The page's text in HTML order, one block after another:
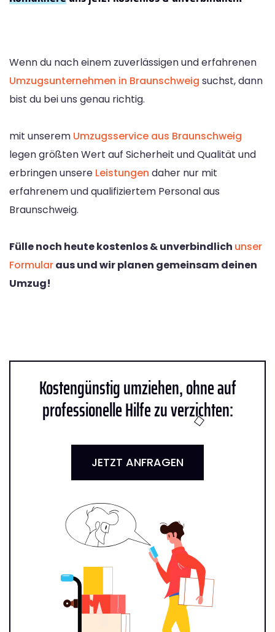
Wenn du nach einem zuverlässigen und erfahrenen
Umzugsunternehmen in Braunschweig suchst, dann
bist du bei uns genau richtig.
mit unserem Umzugsservice aus Braunschweig
legen größten Wert auf Sicherheit und Qualität und
erbringen unsere Leistungen daher nur mit
erfahrenem und qualifiziertem Personal aus
Braunschweig.
Fülle noch heute kostenlos & unverbindlich unser
Formularaus und wir planen gemeinsam deinen
Umzug!
Kostengünstig umziehen, ohne auf
professionelle Hilfe zu verzichten:
JETZT ANFRAGEN